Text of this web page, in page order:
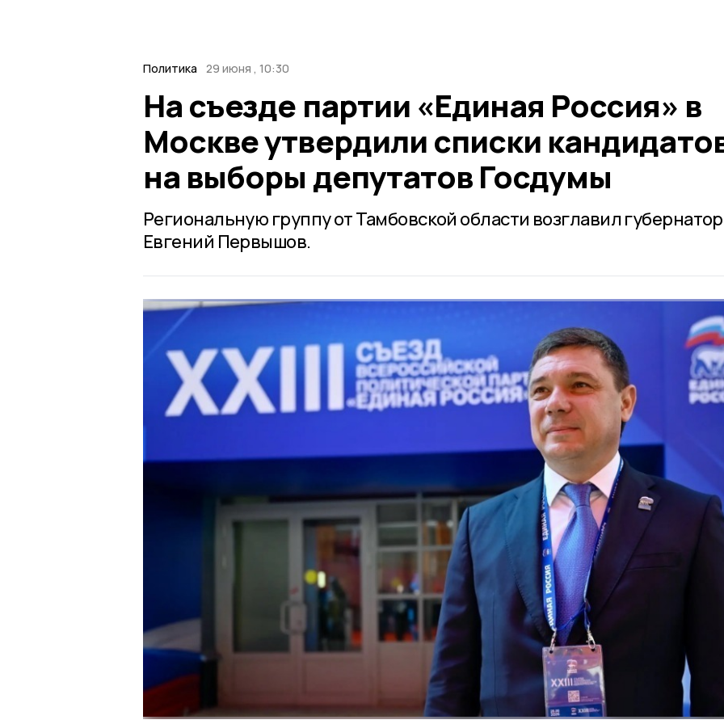
Политика 29 июня , 10:30
На съезде партии «Единая Россия» в
Москве утвердили списки
на выборы депутатов Госдумы
Региональную группу от Тамбовской области возглавил губернатор
Евгений Первышов.